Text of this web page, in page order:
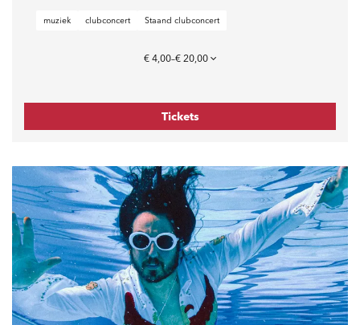
muziek clubconcert Staand clubconcert
€ 4,00–€ 20,00
Tickets